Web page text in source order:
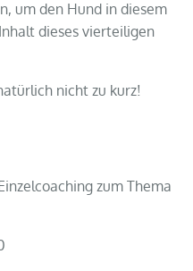
um den Hund in diesem
dieses vierteiligen
nicht zu kurz!
zum Thema